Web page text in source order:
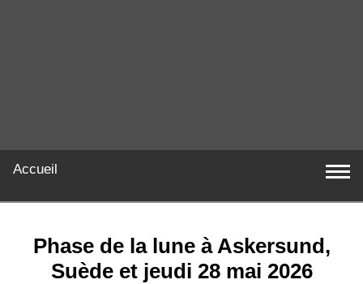
Accueil
Phase de la lune à Askersund,
Suède et jeudi 28 mai 2026